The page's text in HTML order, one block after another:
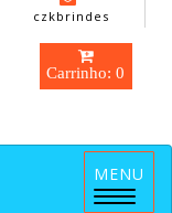
czkbrindes
Carrinho: 0
MENU
Menu